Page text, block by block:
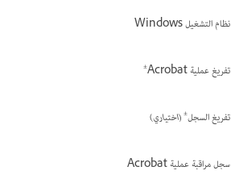
نظام التشغيل Windows
تفريغ عملية Acrobat ±
تفريغ السجل±(اختياري)
سجل مراقبة عملية Acrobat